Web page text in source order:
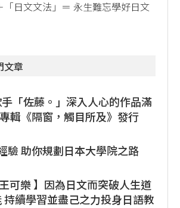
「日文文法」＝ 永生難忘學好日文
文章
「佐藤。」深入人心的作品滿
輯《隔窗，觸目所及》發行
驗 助你規劃日本大學院之路
王可樂 】因為日文而突破人生道
持續學習並盡己之力投身日語教